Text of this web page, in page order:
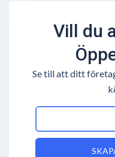
Vill du
Se till att ditt